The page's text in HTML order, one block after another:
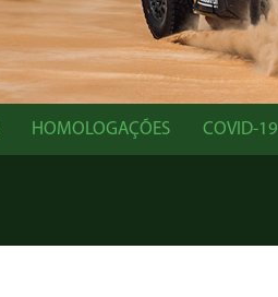
HOMOLOGAÇÕES COVID-19